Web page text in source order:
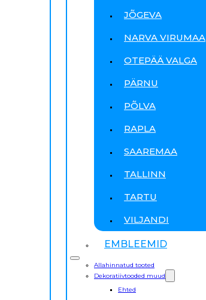
JÕGEVA
NARVA VIRUMAA
OTEPÄÄ VALGA
PÄRNU
PÕLVA
RAPLA
SAAREMAA
TALLINN
TARTU
VILJANDI
EMBLEEMID
Allahinnatud tooted
Dekoratiivtooded muud
Ehted